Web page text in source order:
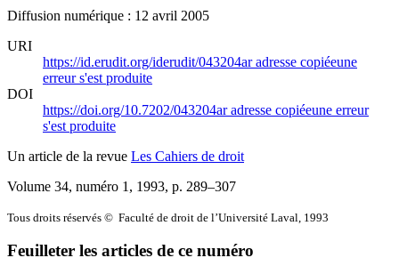
Diffusion numérique : 12 avril 2005
URI
https://id.erudit.org/iderudit/043204aradresse copiéeune
erreur s'est produite
DOI
https://doi.org/10.7202/043204aradresse copiéeune erreur
s'est produite
Un article de la revue Les Cahiers de droit
Volume 34, numéro 1, 1993, p. 289–307
Tous droits réservés © Faculté de droit de l’Université Laval, 1993
Feuilleter les articles de ce numéro